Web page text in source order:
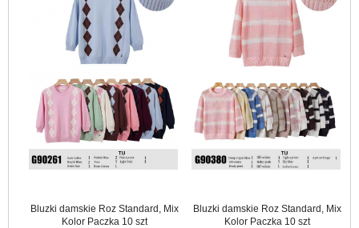
Bluzki damskie Roz Standard, Mix
Kolor Paczka 10 szt
Bluzki damskie Roz Standard, Mix
Kolor Paczka 10 szt